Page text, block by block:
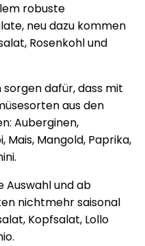
robuste
neu dazu kommen
Rosenkohl und
dafür, dass mit
aus den
Auberginen,
Mais, Mangold, Paprika,
Auswahl und ab
nichtmehr saisonal
Kopfsalat, Lollo